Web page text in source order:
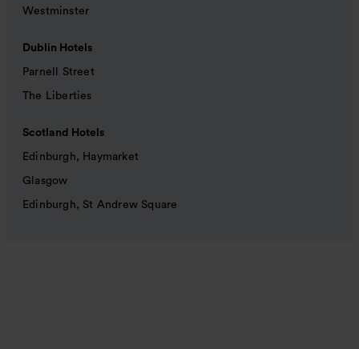
Westminster
Dublin Hotels
Parnell Street
The Liberties
Scotland Hotels
Edinburgh, Haymarket
Glasgow
Edinburgh, St Andrew Square